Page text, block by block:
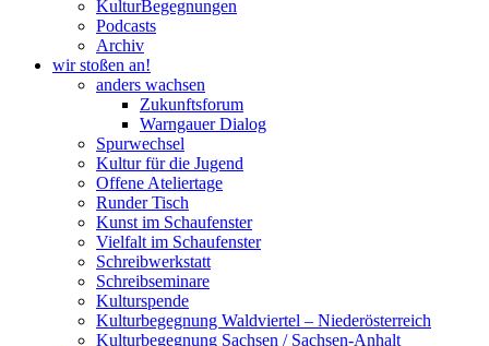
KulturBegegnungen
Podcasts
Archiv
wir stoßen an!
anders wachsen
Zukunftsforum
Warngauer Dialog
Spurwechsel
Kultur für die Jugend
Offene Ateliertage
Runder Tisch
Kunst im Schaufenster
Vielfalt im Schaufenster
Schreibwerkstatt
Schreibseminare
Kulturspende
Kulturbegegnung Waldviertel – Niederösterreich
Kulturbegegnung Sachsen / Sachsen-Anhalt